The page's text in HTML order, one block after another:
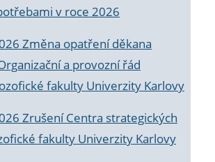
v roce 2026
Změna opatření děkana
a provozní řád
fakulty Univerzity Karlovy
Zrušení Centra strategických
fakulty Univerzity Karlovy